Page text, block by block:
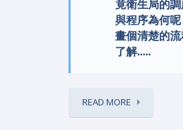
竟衛生局的
與程序為何
畫個清楚的
了解.....
READ MORE